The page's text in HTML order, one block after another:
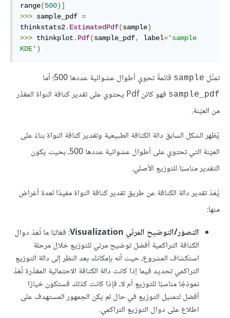
range(500)]
>>> sample_pdf =
thinkstats2. EstimatedPdf(sample)
>>> thinkplot . Pdf(sample_pdf, label='sample
KDE' )
تمثِّل sample قائمةً تحوي أطوال عشوائية عددها 500؛ أما
sample_pdf
فهو كائن Pdf يحتوي على تقدير كثافة النواة المقدَّر
من العيّنة.
يُظهر الشكل السابق دالة الكثافة الطبيعية وتقدير كثافة النواة بناءً على
العيّنة التي تحتوي على أطوال عشوائية عددها 500، بحيث يكون
التقدير مناسبًا للتوزيع الأصلي.
يُعَدّ تقدير دالة الكثافة عن طريق تقدير كثافة النواة مفيدًا لعدة أغراض
منها:
التصوّر/التوضيح المرئي Visualization
: فغالبًا ما تُعَدّ دوال
الكثافة التراكمية أفضل توضيح مرئي للتوزيع خلال مرحلة
استكشاف المشروع، حيث أنه بإمكانك بعد النظر إلى دالة التوزيع
التراكمي تحديد فيما إذا كانت دالة الكثافة الاحتمالية المقدَّرة تُعَدّ
نموذجًا مناسبًا للتوزيع أم لا، فإذا كانت كذلك فستكون خيارًا
أفضل لتمثيل التوزيع في حال لم يكن الجمهور المستهدف على
اطلاع على دوال التوزيع التراكمي.